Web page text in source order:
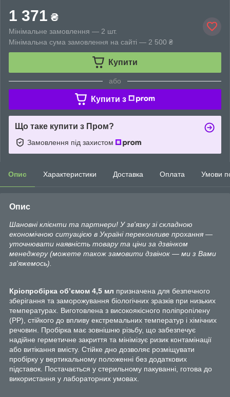
1 371 ₴
Мінімальне замовлення — 2 шт.
Мінімальна сума замовлення на сайті — 2 500 ₴
Купити
або
Купити з
Що таке купити з Пром?
Замовлення під захистом
Опис Характеристики Доставка Оплата Умови
Опис
Шановні клієнти та партнери! У зв'язку зі складною
економічною ситуацією в Україні переконливе прохання —
уточнювати наявність товару та ціни за дзвінком
менеджеру (можете також замовити дзвінок — ми з Вами
зв'яжемось).
Кріопробірка об’ємом 4,5 мл призначена для безпечного
зберігання та заморожування біологічних зразків при низьких
температурах. Виготовлена з високоякісного поліпропілену
(PP), стійкого до впливу екстремальних температур і хімічних
речовин. Пробірка має зовнішню різьбу, що забезпечує
надійне герметичне закриття та мінімізує ризик контамінації
або витікання вмісту. Стійке дно дозволяє розміщувати
пробірку у вертикальному положенні без додаткових
підставок. Постачається у стерильному пакуванні, готова до
використання у лабораторних умовах.